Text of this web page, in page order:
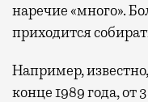
наречие «много».
приходится
Например,
конце 1989 года, от